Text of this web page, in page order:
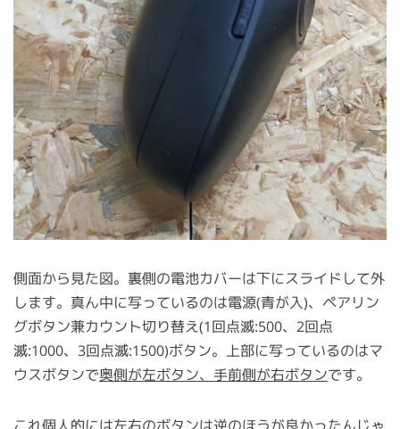
側面から見た図。裏側の電池カバーは下にスライドして外
します。真ん中に写っているのは電源(青が入)、ペアリン
グボタン兼カウント切り替え(1回点滅:500、2回点
滅:1000、3回点滅:1500)ボタン。上部に写っているのはマ
ウスボタンで奥側が左ボタン、手前側が右ボタンです。
これ個人的には左右のボタンは逆のほうが良かったんじゃ